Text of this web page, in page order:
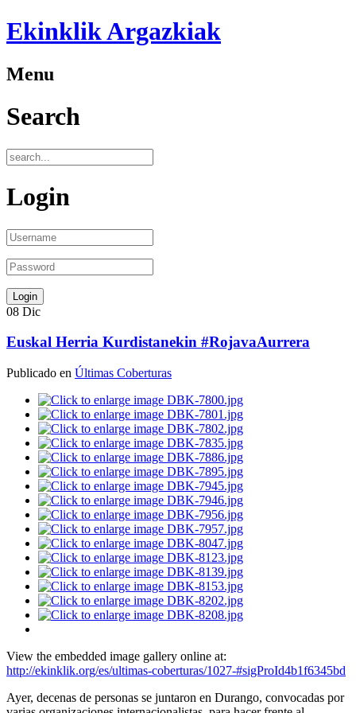
Ekinklik Argazkiak
Menu
Search
Login
08 Dic
Euskal Herria Kurdistanekin #RojavaAurrera
Publicado en Últimas Coberturas
View the embedded image gallery online at:
http://ekinklik.org/es/ultimas-coberturas/1027-#sigProId4b1f6345bd
Ayer, decenas de personas se juntaron en Durango, convocadas por